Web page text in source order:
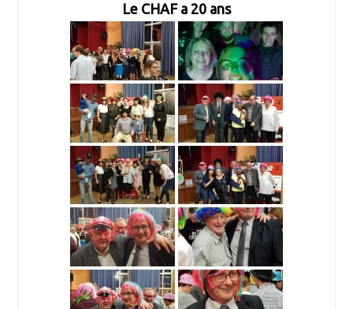
Le CHAF a 20 ans